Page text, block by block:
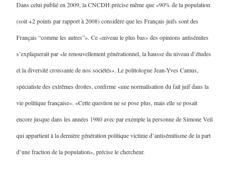
Dans celui publié en 2009, la CNCDH précise même que «90% de la population
(soit +2 points par rapport à 2008) considère que les Français juifs sont des
Français “comme les autres”». Ce «niveau le plus bas» des opinions antisémites
s’expliquerait par «le renouvellement générationnel, la hausse du niveau d’études
et la diversité croissante de nos sociétés». Le politologue Jean-Yves Camus,
spécialiste des extrêmes droites, confirme «une normalisation du fait juif dans la
vie politique française». «Cette question ne se pose plus, mais elle se posait
encore jusque dans les années 1980 avec par exemple la personne de Simone Veil
qui appartient à la dernière génération politique victime d’antisémitisme de la part
d’une fraction de la population», précise le chercheur.